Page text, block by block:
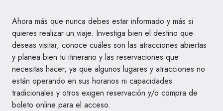
Ahora más que nunca debes estar informado y más si
quieres realizar un viaje. Investiga bien el destino que
deseas visitar, conoce cuáles son las atracciones abiertas
y planea bien tu itinerario y las reservaciones que
necesitas hacer, ya que algunos lugares y atracciones no
están operando en sus horarios ni capacidades
tradicionales y otros exigen reservación y/o compra de
boleto online para el acceso.